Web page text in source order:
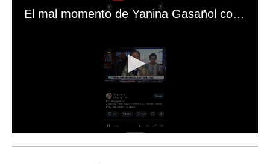
El mal momento de Yanina Gasañol con un hincha argentino en "Subrayado"
s